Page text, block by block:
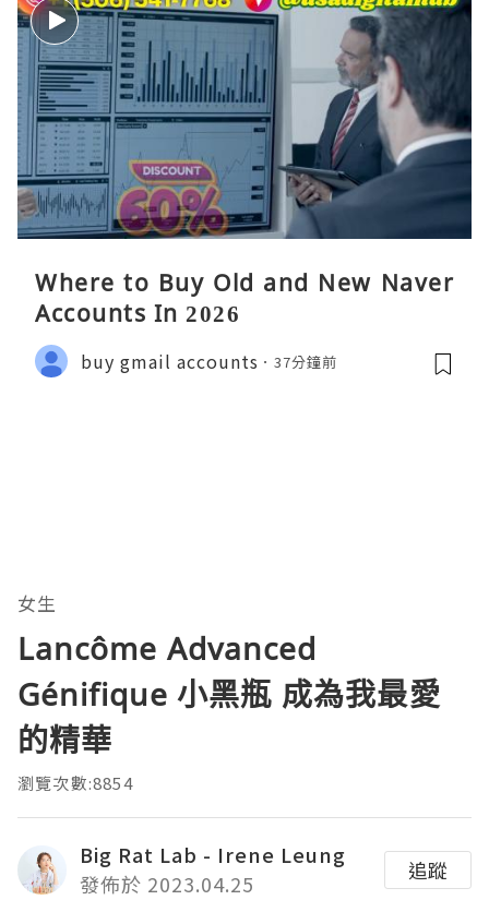
Where to Buy Old and New Naver
Accounts In 2026
buy gmail accounts 37分鐘前
女生
Lancôme Advanced
Génifique 小黑瓶 成為我最愛
的精華
瀏覽次數:8854
Big Rat Lab - Irene Leung
發佈於 2023.04.25
追蹤